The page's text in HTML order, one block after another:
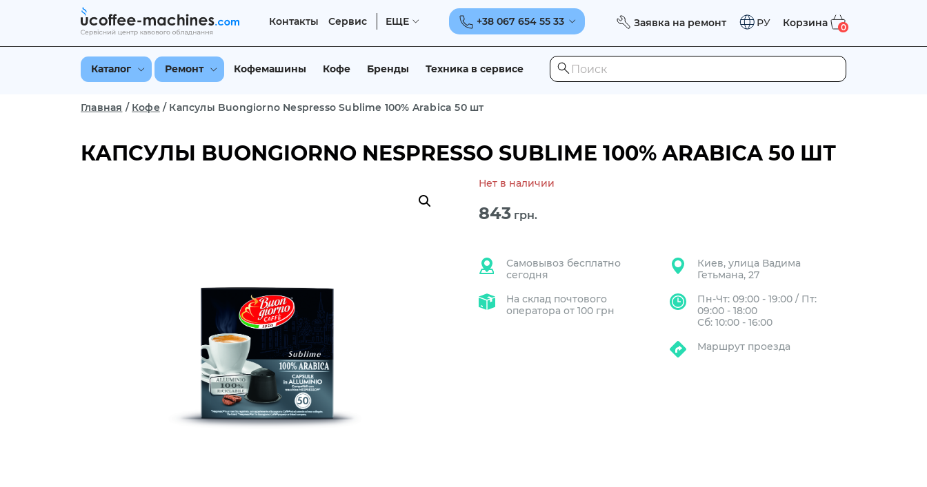
Контакты Сервис ЕЩЕ +38 067 654 55 33 Заявка на ремонт РУ Корзина 0
Каталог Ремонт Кофемашины Кофе Бренды Техника в сервисе
Главная / Кофе / Капсулы Buongiorno Nespresso Sublime 100% Arabica 50 шт
КАПСУЛЫ BUONGIORNO NESPRESSO SUBLIME 100% ARABICA 50 ШТ
Нет в наличии
843 грн.
Самовывоз бесплатно
сегодня
На склад почтового
оператора от 100 грн
Киев, улица Вадима
Гетьмана, 27
Пн-Чт: 09:00 - 19:00 / Пт:
09:00 - 18:00
Сб: 10:00 - 16:00
Маршрут проезда